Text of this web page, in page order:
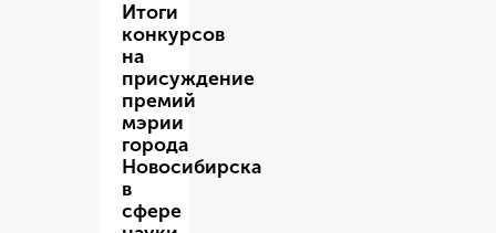
Итоги
конкурсов
на
присуждение
премий
мэрии
города
Новосибирска
в
сфере